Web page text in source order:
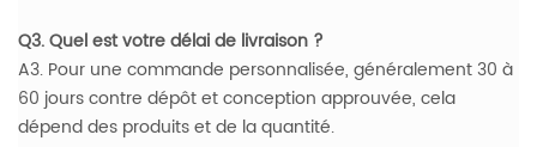
Q3. Quel est votre délai de livraison ?
A3. Pour une commande personnalisée, généralement 30 à
60 jours contre dépôt et conception approuvée, cela
dépend des produits et de la quantité.